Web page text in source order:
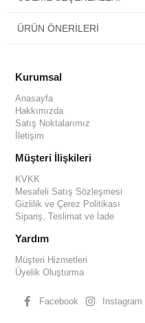
ÜRÜN ÖNERILERI
Kurumsal
Anasayfa
Hakkımızda
Satış Noktalarımız
İletişim
Müşteri İlişkileri
KVKK
Mesafeli Satış Sözleşmesi
Gizlilik ve Çerez Politikası
Sipariş, Teslimat ve İade
Yardım
Müşteri Hizmetleri
Üyelik Oluşturma
Facebook Instagram